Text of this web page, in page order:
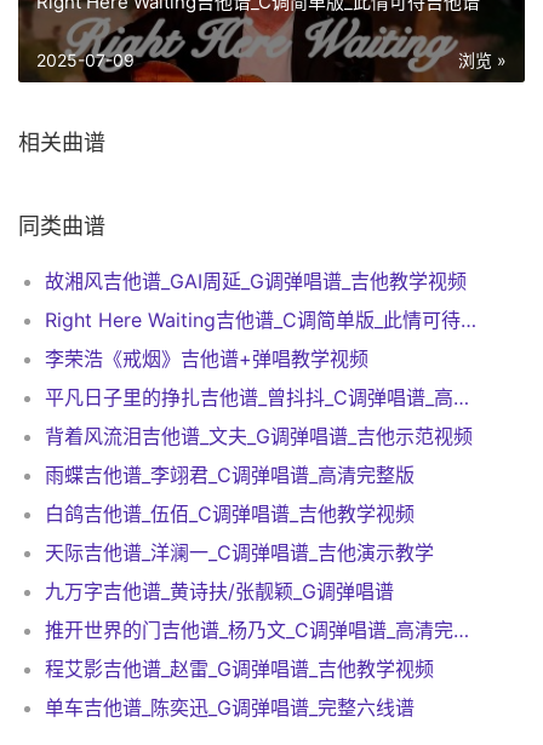
浏览 »
2025-07-09
相关曲谱
同类曲谱
故湘风吉他谱_GAI周延_G调弹唱谱_吉他教学视频
Right Here Waiting吉他谱_C调简单版_此情可待吉他谱
李荣浩《戒烟》吉他谱+弹唱教学视频
平凡日子里的挣扎吉他谱_曾抖抖_C调弹唱谱_高清完整版
背着风流泪吉他谱_文夫_G调弹唱谱_吉他示范视频
雨蝶吉他谱_李翊君_C调弹唱谱_高清完整版
白鸽吉他谱_伍佰_C调弹唱谱_吉他教学视频
天际吉他谱_洋澜一_C调弹唱谱_吉他演示教学
九万字吉他谱_黄诗扶/张靓颖_G调弹唱谱
推开世界的门吉他谱_杨乃文_C调弹唱谱_高清完整版
程艾影吉他谱_赵雷_G调弹唱谱_吉他教学视频
单车吉他谱_陈奕迅_G调弹唱谱_完整六线谱